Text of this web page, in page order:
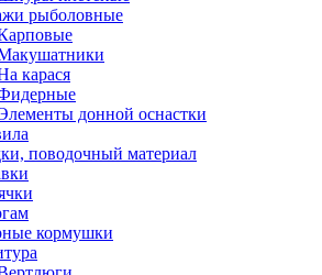
рыболовные
карася
донной оснастки
поводочный материал
кормушки